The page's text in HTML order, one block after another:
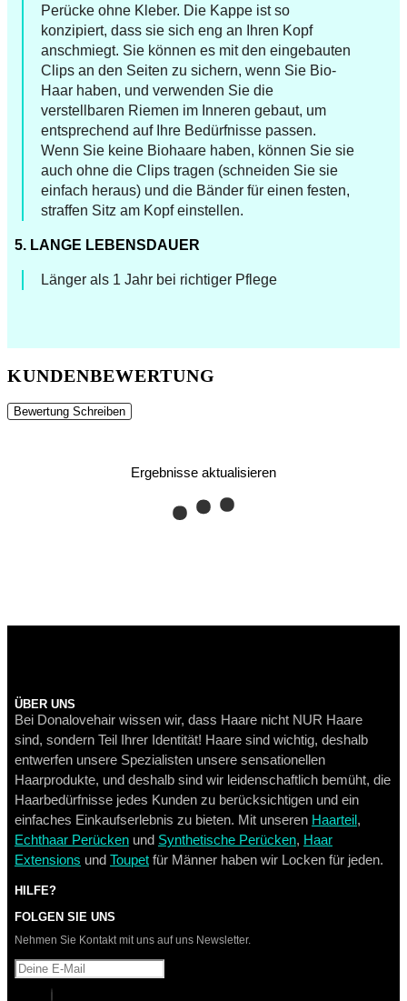
Perücke ohne Kleber. Die Kappe ist so
konzipiert, dass sie sich eng an Ihren Kopf
anschmiegt. Sie können es mit den eingebauten
Clips an den Seiten zu sichern, wenn Sie Bio-
Haar haben, und verwenden Sie die
verstellbaren Riemen im Inneren gebaut, um
entsprechend auf Ihre Bedürfnisse passen.
Wenn Sie keine Biohaare haben, können Sie sie
auch ohne die Clips tragen (schneiden Sie sie
einfach heraus) und die Bänder für einen festen,
straffen Sitz am Kopf einstellen.
5. LANGE LEBENSDAUER
Länger als 1 Jahr bei richtiger Pflege
KUNDENBEWERTUNG
Bewertung Schreiben
Ergebnisse aktualisieren
ÜBER UNS
Bei Donalovehair wissen wir, dass Haare nicht NUR Haare
sind, sondern Teil Ihrer Identität! Haare sind wichtig, deshalb
entwerfen unsere Spezialisten unsere sensationellen
Haarprodukte, und deshalb sind wir leidenschaftlich bemüht, die
Haarbedürfnisse jedes Kunden zu berücksichtigen und ein
einfaches Einkaufserlebnis zu bieten. Mit unseren Haarteil ,
Echthaar Perücken und Synthetische Perücken, Haar
Extensions und Toupet für Männer haben wir Locken für jeden.
HILFE?
FOLGEN SIE UNS
Nehmen Sie Kontakt mit uns auf uns Newsletter.